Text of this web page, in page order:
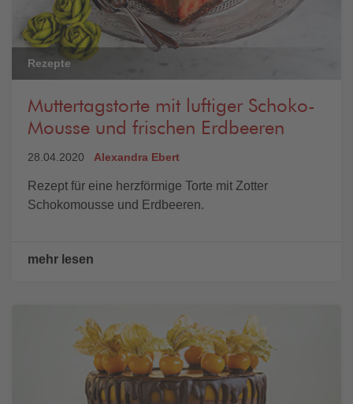
Rezepte
Muttertagstorte mit luftiger Schoko-
Mousse und frischen Erdbeeren
28.04.2020 Alexandra Ebert
Rezept für eine herzförmige Torte mit Zotter
Schokomousse und Erdbeeren.
mehr lesen